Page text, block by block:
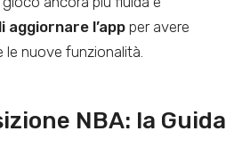
aggiornare l’app per avere
nuove funzionalità.
NBA: la Guida